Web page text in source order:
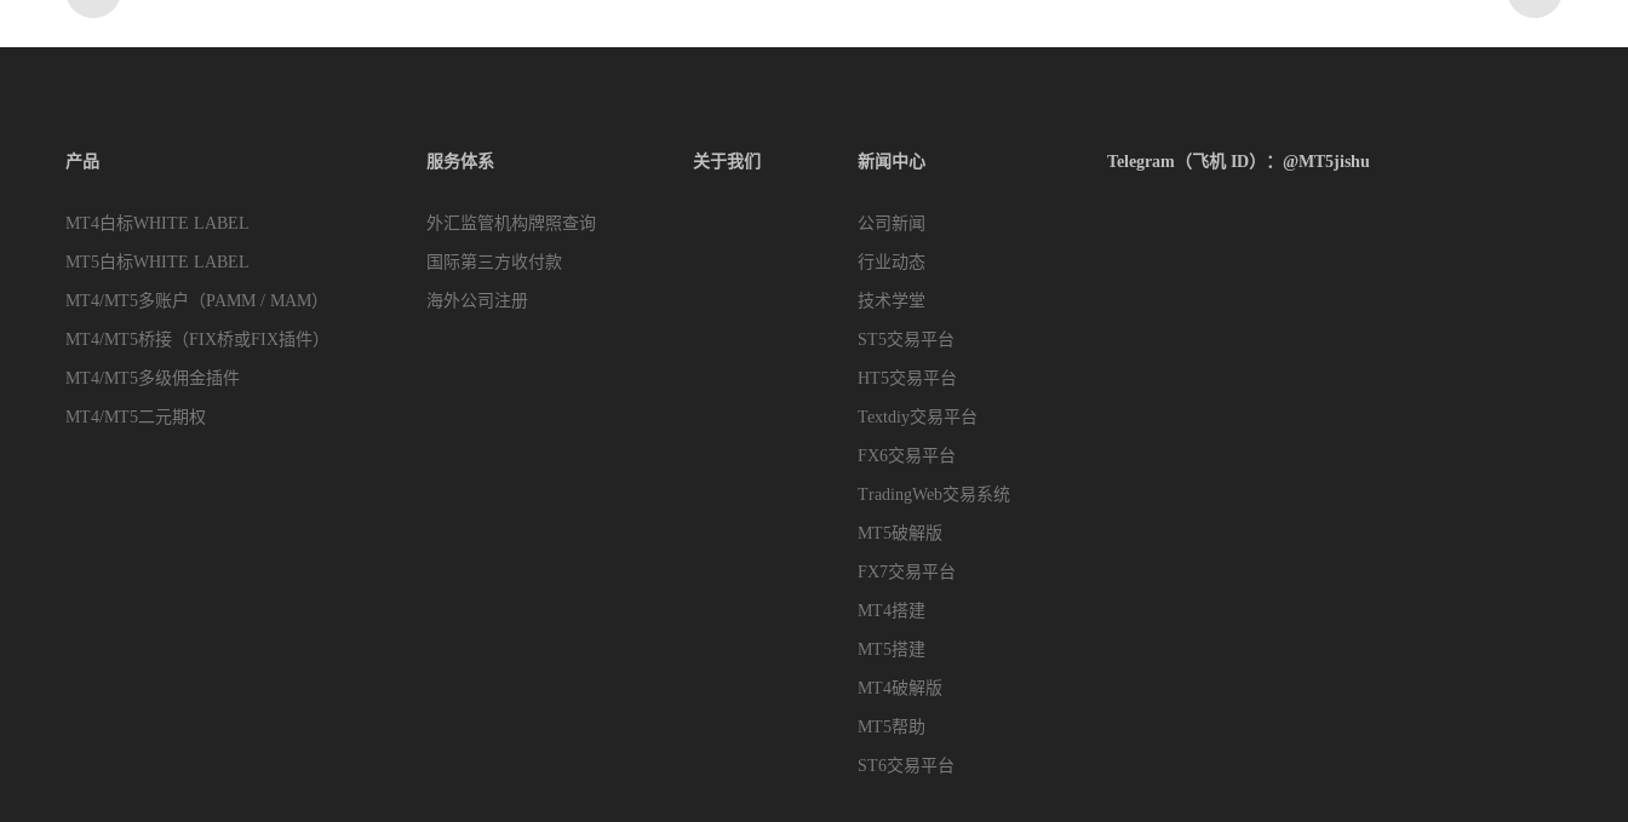
产品
MT4白标WHITE LABEL
MT5白标WHITE LABEL
MT4/MT5多账户（PAMM / MAM）
MT4/MT5桥接（FIX桥或FIX插件）
MT4/MT5多级佣金插件
MT4/MT5二元期权
服务体系
外汇监管机构牌照查询
国际第三方收付款
海外公司注册
关于我们 新闻中心
公司新闻
行业动态
技术学堂
ST5交易平台
HT5交易平台
Textdiy交易平台
FX6交易平台
TradingWeb交易系统
MT5破解版
FX7交易平台
MT4搭建
MT5搭建
MT4破解版
MT5帮助
ST6交易平台
Telegram（飞机 ID）：@MT5jishu